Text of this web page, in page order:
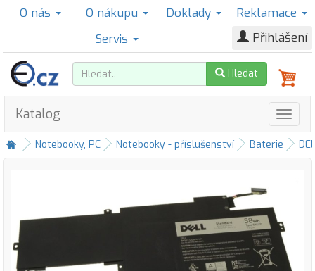
O nás O nákupu Doklady
Reklamace
Servis
Přihlášení
Hledat
Katalog
Notebooky, PC Notebooky - příslušenství Baterie